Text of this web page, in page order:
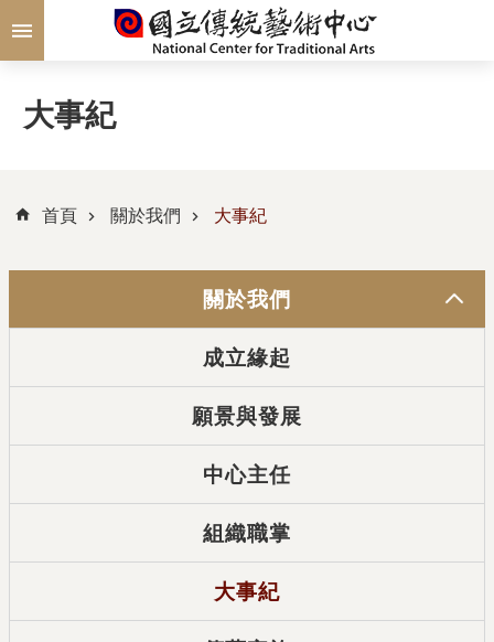
跳到主要內容區塊
大事紀
首頁 關於我們 大事紀
關於我們
成立緣起
願景與發展
中心主任
組織職掌
大事紀